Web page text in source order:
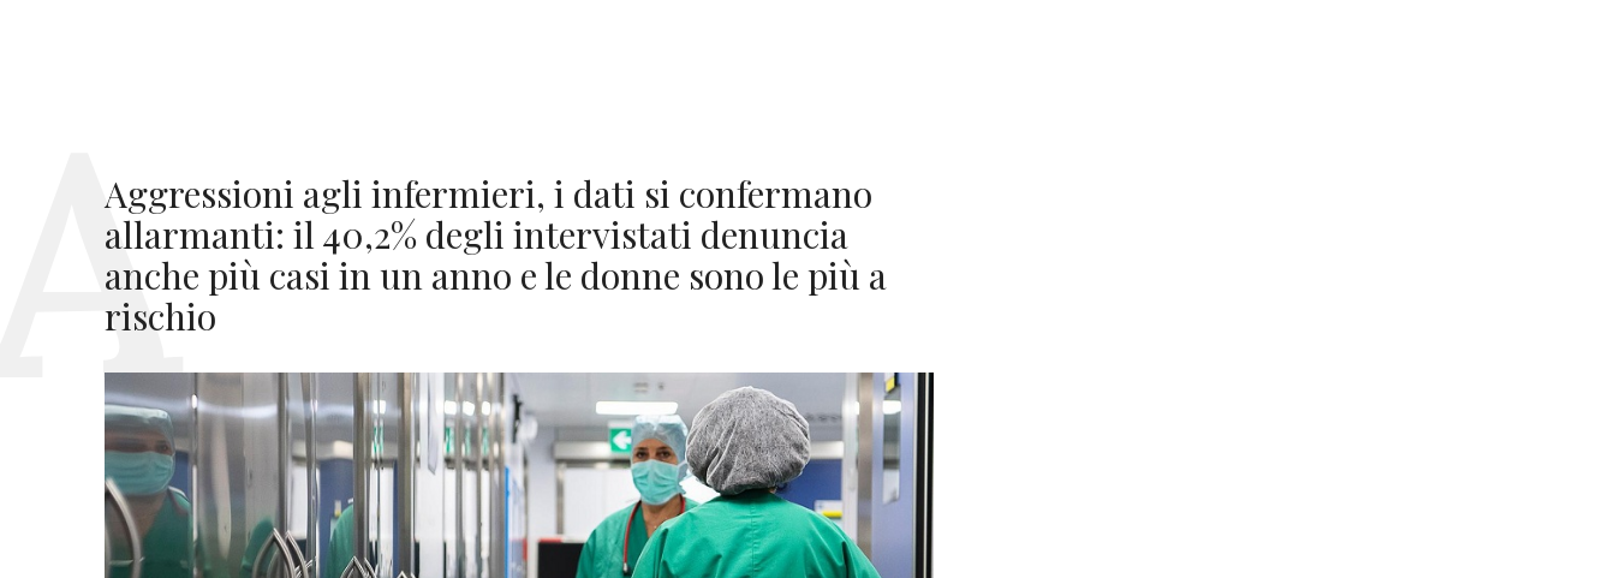
Aggressioni agli infermieri, i dati si confermano
allarmanti: il 40,2% degli intervistati denuncia
anche più casi in un anno e le donne sono le più a
rischio